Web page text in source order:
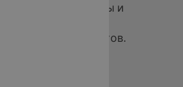
конкурентные цены и
постоянных клиентов.